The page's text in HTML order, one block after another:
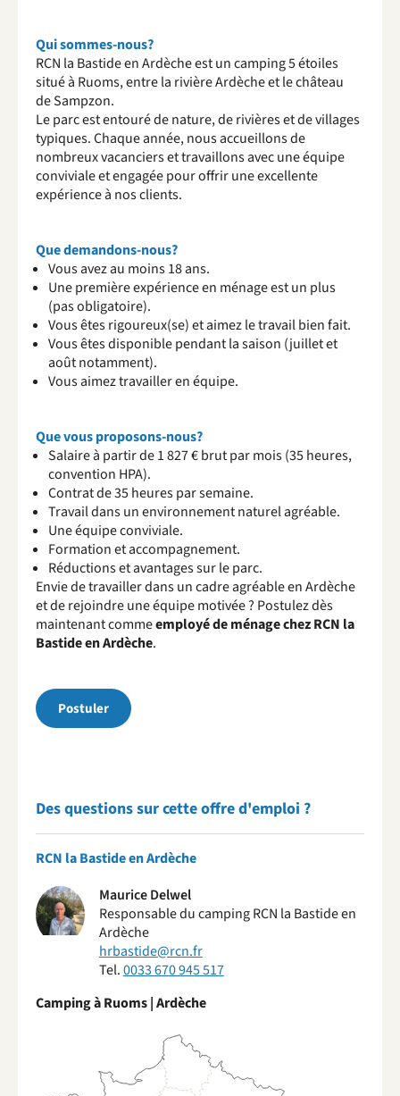
Qui sommes-nous?
RCN la Bastide en Ardèche est un camping 5 étoiles
situé à Ruoms, entre la rivière Ardèche et le château
de Sampzon.
Le parc est entouré de nature, de rivières et de villages
typiques. Chaque année, nous accueillons de
nombreux vacanciers et travaillons avec une équipe
conviviale et engagée pour offrir une excellente
expérience à nos clients.
Que demandons-nous?
Vous avez au moins 18 ans.
Une première expérience en ménage est un plus
(pas obligatoire).
Vous êtes rigoureux(se) et aimez le travail bien fait.
Vous êtes disponible pendant la saison (juillet et
août notamment).
Vous aimez travailler en équipe.
Que vous proposons-nous?
Salaire à partir de 1 827 € brut par mois (35 heures,
convention HPA).
Contrat de 35 heures par semaine.
Travail dans un environnement naturel agréable.
Une équipe conviviale.
Formation et accompagnement.
Réductions et avantages sur le parc.
Envie de travailler dans un cadre agréable en Ardèche
et de rejoindre une équipe motivée ? Postulez dès
maintenant commeemployé de ménage chez RCN la
Bastide en Ardèche.
Postuler
Des questions sur cette offre d'emploi ?
RCN la Bastide en Ardèche
Maurice Delwel
Responsable du camping RCN la Bastide en
Ardèche
hrbastide@rcn.fr
Tel.0033 670 945 517
Camping à Ruoms | Ardèche